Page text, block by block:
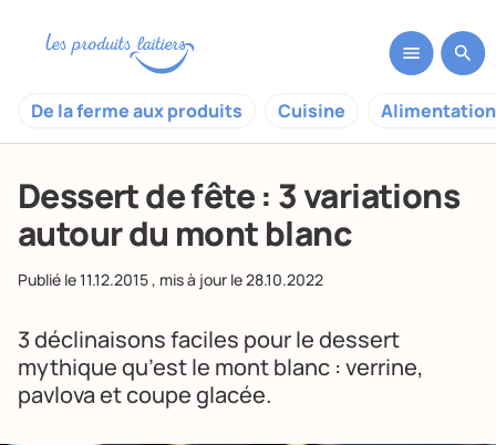
De la ferme aux produits Cuisine
Dessert de fête : 3 variations
autour du mont blanc
Publié le11.12.2015, mis à jour le28.10.2022
3 déclinaisons faciles pour le dessert
mythique qu’est le mont blanc : verrine,
pavlova et coupe glacée.